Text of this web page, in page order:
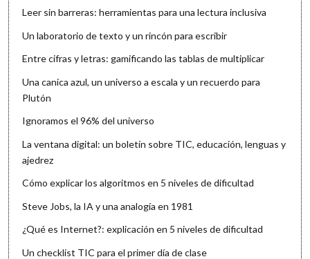
Leer sin barreras: herramientas para una lectura inclusiva
Un laboratorio de texto y un rincón para escribir
Entre cifras y letras: gamificando las tablas de multiplicar
Una canica azul, un universo a escala y un recuerdo para
Plutón
Ignoramos el 96% del universo
La ventana digital: un boletín sobre TIC, educación, lenguas y
ajedrez
Cómo explicar los algoritmos en 5 niveles de dificultad
Steve Jobs, la IA y una analogía en 1981
¿Qué es Internet?: explicación en 5 niveles de dificultad
Un checklist TIC para el primer día de clase